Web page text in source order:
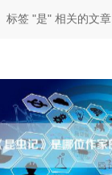
标签 "是" 相关的文章